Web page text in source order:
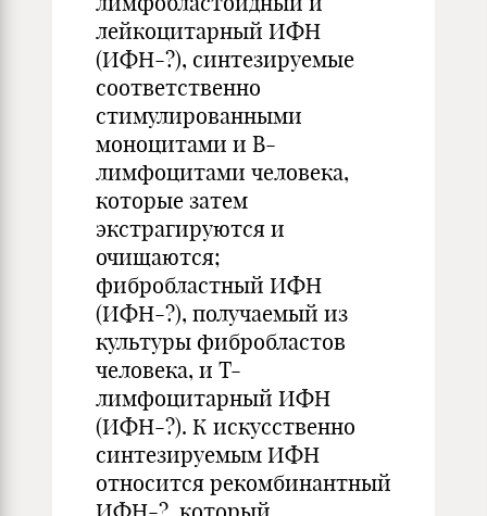
лейкоцитарный ИФН
(ИФН-?), синтезируемые
соответственно
стимулированными
моноцитами и В-
лимфоцитами человека,
которые затем
экстрагируются и
очищаются;
фибробластный ИФН
(ИФН-?), получаемый из
культуры фибробластов
человека, и Т-
лимфоцитарный ИФН
(ИФН-?). К искусственно
синтезируемым ИФН
относится рекомбинантный